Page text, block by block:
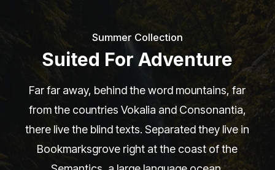
Summer Collection
Suited For Adventure
Far far away, behind the word mountains, far
from the countries Vokalia and Consonantia,
there live the blind texts. Separated they live in
Bookmarksgrove right at the coast of the